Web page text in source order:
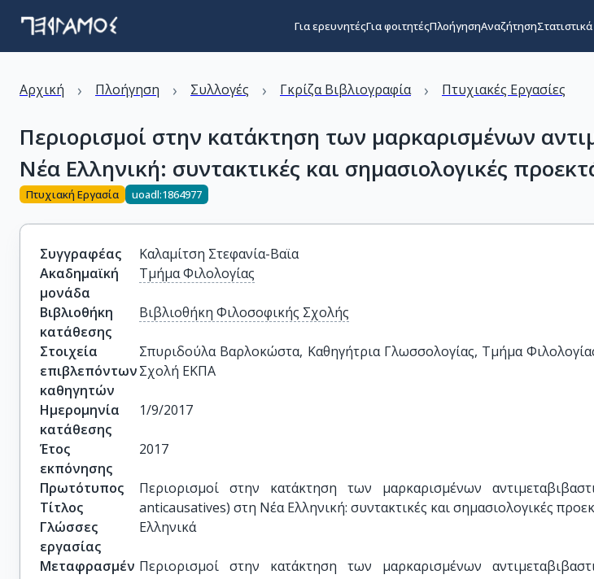
Για ερευνητέςΓια φοιτητέςΠλοήγησηΑναζήτησηΣτατιστικά
Αρχική › Πλοήγηση › Συλλογές › Γκρίζα Βιβλιογραφία › Πτυχιακές Εργασίες
Περιορισμοί στην κατάκτηση των μαρκαρισμένων
Νέα Ελληνική: συντακτικές και σημασιολογικές
Πτυχιακή Εργασία uoadl:1864977
Συγγραφέας
Καλαμίτση Στεφανία-Βαϊα
Ακαδημαϊκή
μονάδα
Τμήμα Φιλολογίας
Βιβλιοθήκη
κατάθεσης
Βιβλιοθήκη Φιλοσοφικής Σχολής
Στοιχεία
επιβλεπόντων
καθηγητών
Σπυριδούλα Βαρλοκώστα, Καθηγήτρια Γλωσσολογίας, Τμήμα
Σχολή ΕΚΠΑ
Ημερομηνία
κατάθεσης
1/9/2017
Έτος
εκπόνησης
2017
Πρωτότυπος
Τίτλος
Περιορισμοί στην κατάκτηση των μαρκαρισμένων
anticausatives) στη Νέα Ελληνική: συντακτικές και σημασιολογικές
Γλώσσες
εργασίας
Ελληνικά
Μεταφρασμέν Περιορισμοί στην κατάκτηση των μαρκαρισμένων